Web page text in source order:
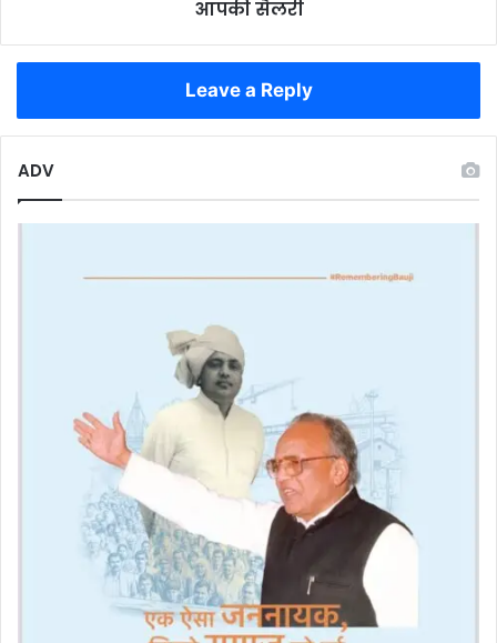
अपडेट,
तक
आपकी
आपकी सैलरी
Leave a Reply
ADV